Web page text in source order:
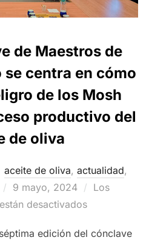
de Maestros de
centra en cómo
de los Mosh
productivo del
de oliva
aceite de oliva, actualidad,
Publicado
el
9 mayo, 2024
Los
desactivados
edición del cónclave